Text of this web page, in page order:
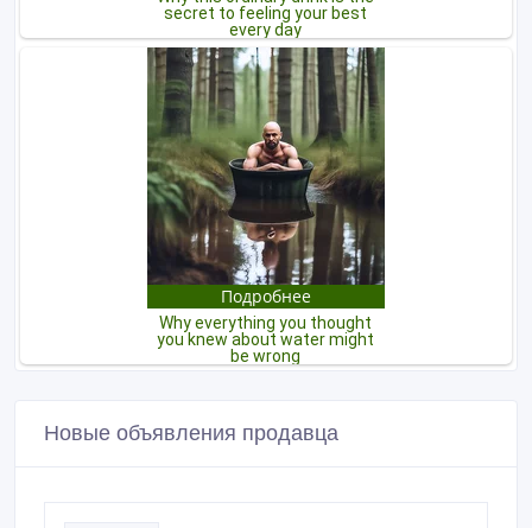
Новые объявления продавца